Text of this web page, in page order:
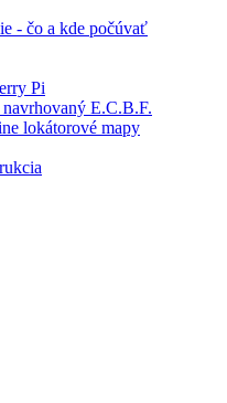
- čo a kde počúvať
Pi
E.C.B.F.
lokátorové mapy